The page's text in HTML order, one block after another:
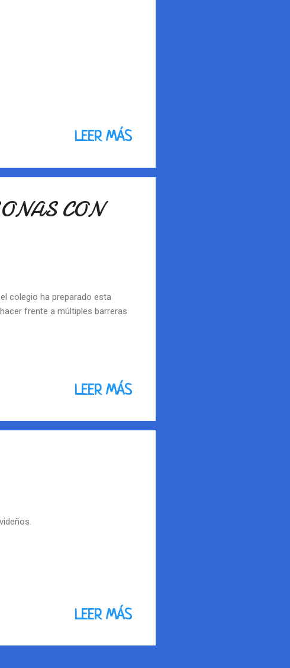
LEER MÁS
CON
colegio ha preparado esta
frente a múltiples barreras
LEER MÁS
LEER MÁS